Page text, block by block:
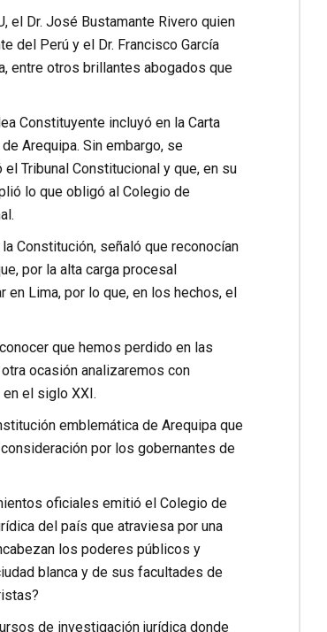
el Dr. José Bustamante Rivero quien
del Perú y el Dr. Francisco García
entre otros brillantes abogados que
Constituyente incluyó en la Carta
Arequipa. Sin embargo, se
Tribunal Constitucional y que, en su
lo que obligó al Colegio de
Constitución, señaló que reconocían
por la alta carga procesal
Lima, por lo que, en los hechos, el
que hemos perdido en las
ocasión analizaremos con
el siglo XXI.
emblemática de Arequipa que
por los gobernantes de
oficiales emitió el Colegio de
del país que atraviesa por una
los poderes públicos y
blanca y de sus facultades de
de investigación jurídica donde